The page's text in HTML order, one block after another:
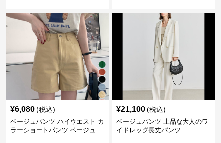
¥6,080 (税込)
ベージュパンツ ハイウエスト カ
ラーショートパンツ ベージュ
¥21,100 (税込)
ベージュパンツ 上品な大人のワ
イドレッグ長丈パンツ